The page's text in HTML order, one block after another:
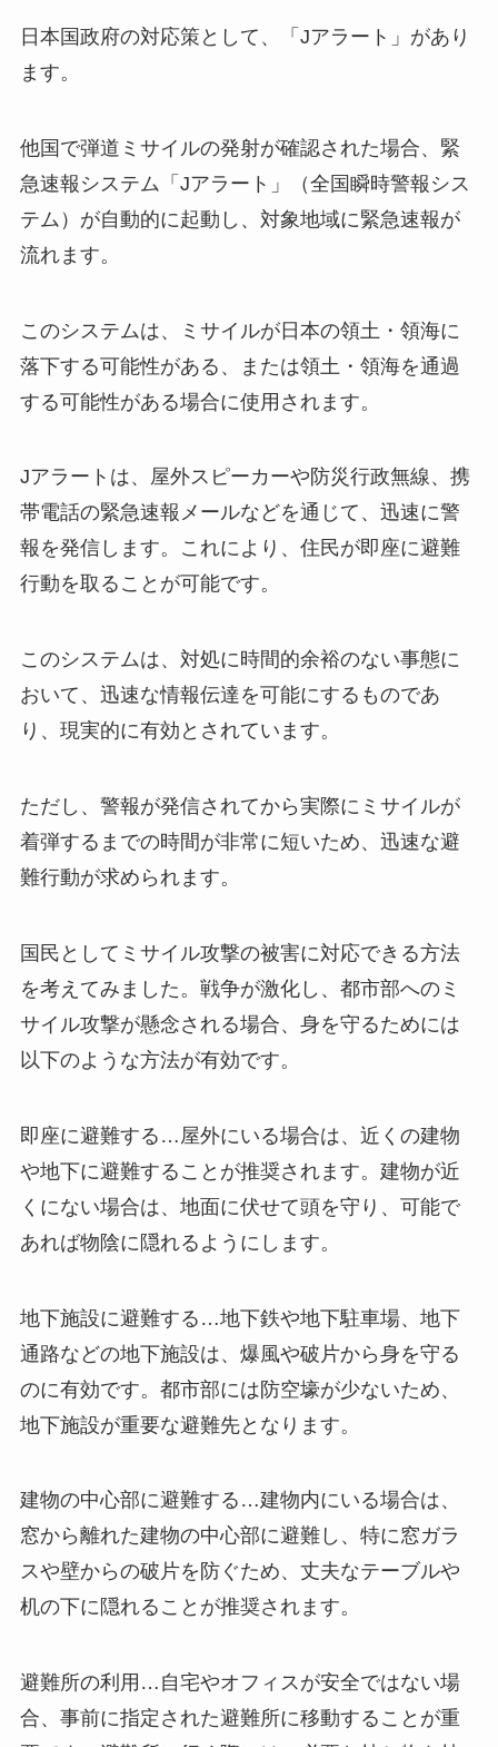
日本国政府の対応策として、「Jアラート」があり
ます。
他国で弾道ミサイルの発射が確認された場合、緊
急速報システム「Jアラート」（全国瞬時警報シス
テム）が自動的に起動し、対象地域に緊急速報が
流れます。
このシステムは、ミサイルが日本の領土・領海に
落下する可能性がある、または領土・領海を通過
する可能性がある場合に使用されます。
Jアラートは、屋外スピーカーや防災行政無線、携
帯電話の緊急速報メールなどを通じて、迅速に警
報を発信します。これにより、住民が即座に避難
行動を取ることが可能です。
このシステムは、対処に時間的余裕のない事態に
おいて、迅速な情報伝達を可能にするものであ
り、現実的に有効とされています。
ただし、警報が発信されてから実際にミサイルが
着弾するまでの時間が非常に短いため、迅速な避
難行動が求められます。
国民としてミサイル攻撃の被害に対応できる方法
を考えてみました。戦争が激化し、都市部へのミ
サイル攻撃が懸念される場合、身を守るためには
以下のような方法が有効です。
即座に避難する…屋外にいる場合は、近くの建物
や地下に避難することが推奨されます。建物が近
くにない場合は、地面に伏せて頭を守り、可能で
あれば物陰に隠れるようにします。
地下施設に避難する…地下鉄や地下駐車場、地下
通路などの地下施設は、爆風や破片から身を守る
のに有効です。都市部には防空壕が少ないため、
地下施設が重要な避難先となります。
建物の中心部に避難する…建物内にいる場合は、
窓から離れた建物の中心部に避難し、特に窓ガラ
スや壁からの破片を防ぐため、丈夫なテーブルや
机の下に隠れることが推奨されます。
避難所の利用…自宅やオフィスが安全ではない場
合、事前に指定された避難所に移動することが重